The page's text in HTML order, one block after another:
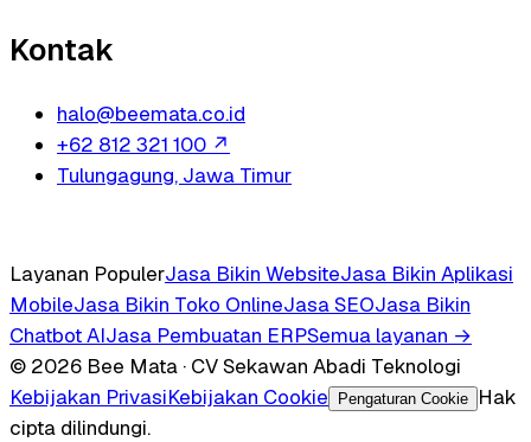
Kontak
halo@beemata.co.id
+62 812 321 100 ↗
Tulungagung, Jawa Timur
Layanan PopulerJasa Bikin WebsiteJasa Bikin Aplikasi
MobileJasa Bikin Toko OnlineJasa SEOJasa Bikin
Chatbot AIJasa Pembuatan ERPSemua layanan →
© 2026 Bee Mata · CV Sekawan Abadi Teknologi
Kebijakan PrivasiKebijakan Cookie Pengaturan Cookie
Hak
cipta dilindungi.